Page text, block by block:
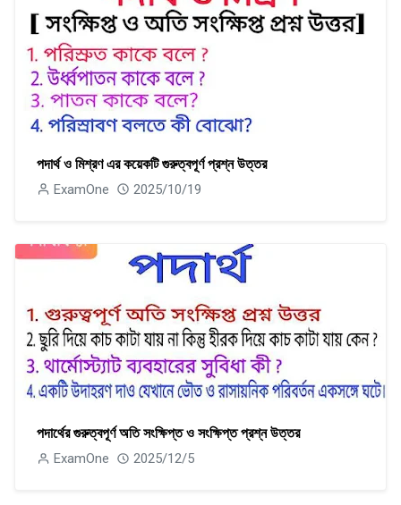
পদার্থ ও মিশ্রণ এর কয়েকটি গুরুত্বপূর্ণ প্রশ্ন উত্তর
ExamOne 2025/10/19
পদার্থের গুরুত্বপূর্ণ অতি সংক্ষিপ্ত ও সংক্ষিপ্ত প্রশ্ন উত্তর
ExamOne 2025/12/5